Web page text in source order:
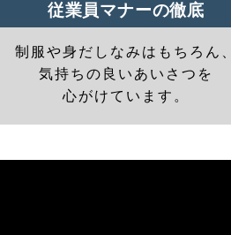
従業員マナーの徹底
制服や身だしなみはもちろん、
気持ちの良いあいさつを
心がけています。